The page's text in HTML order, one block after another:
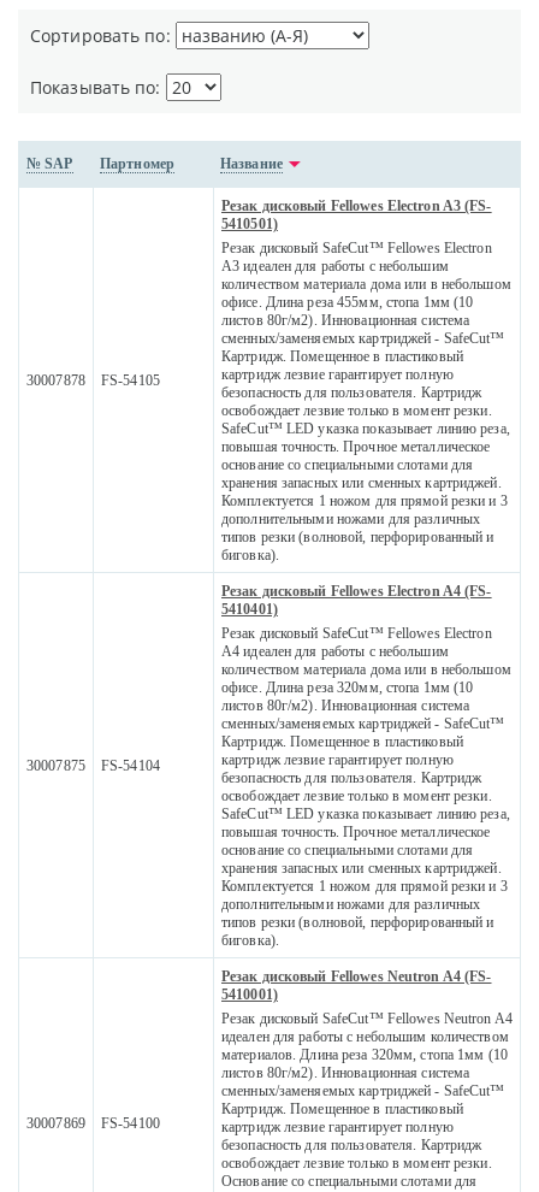
Сортировать по:
Показывать по:
№ SAP Партномер Название
30007878 FS-54105
Резак дисковый Fellowes Electron A3 (FS-
5410501)
Резак дисковый SafeCut™ Fellowes Electron
A3 идеален для работы с небольшим
количеством материала дома или в небольшом
офисе. Длина реза 455мм, стопа 1мм (10
листов 80г/м2). Инновационная система
сменных/заменяемых картриджей - SafeCut™
Картридж. Помещенное в пластиковый
картридж лезвие гарантирует полную
безопасность для пользователя. Картридж
освобождает лезвие только в момент резки.
SafeCut™ LED указка показывает линию реза,
повышая точность. Прочное металлическое
основание со специальными слотами для
хранения запасных или сменных картриджей.
Комплектуется 1 ножом для прямой резки и 3
дополнительными ножами для различных
типов резки (волновой, перфорированный и
биговка).
30007875 FS-54104
Резак дисковый Fellowes Electron A4 (FS-
5410401)
Резак дисковый SafeCut™ Fellowes Electron
A4 идеален для работы с небольшим
количеством материала дома или в небольшом
офисе. Длина реза 320мм, стопа 1мм (10
листов 80г/м2). Инновационная система
сменных/заменяемых картриджей - SafeCut™
Картридж. Помещенное в пластиковый
картридж лезвие гарантирует полную
безопасность для пользователя. Картридж
освобождает лезвие только в момент резки.
SafeCut™ LED указка показывает линию реза,
повышая точность. Прочное металлическое
основание со специальными слотами для
хранения запасных или сменных картриджей.
Комплектуется 1 ножом для прямой резки и 3
дополнительными ножами для различных
типов резки (волновой, перфорированный и
биговка).
30007869 FS-54100
Резак дисковый Fellowes Neutron A4 (FS-
5410001)
Резак дисковый SafeCut™ Fellowes Neutron A4
идеален для работы с небольшим количеством
материалов. Длина реза 320мм, стопа 1мм (10
листов 80г/м2). Инновационная система
сменных/заменяемых картриджей - SafeCut™
Картридж. Помещенное в пластиковый
картридж лезвие гарантирует полную
безопасность для пользователя. Картридж
освобождает лезвие только в момент резки.
Основание со специальными слотами для